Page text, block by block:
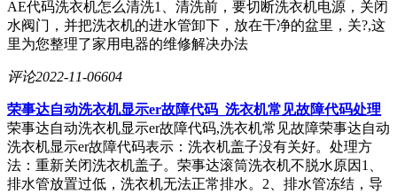
AE代码洗衣机怎么清洗1、清洗前，要切断洗衣机电源，关闭
水阀门，并把洗衣机的进水管卸下，放在干净的盆里，关?,这
里为您整理了家用电器的维修解决办法
评论2022-11-06604
荣事达自动洗衣机显示er故障代码_洗衣机常见故障代码处理
荣事达自动洗衣机显示er故障代码,洗衣机常见故障荣事达自动
洗衣机显示er故障代码表示：洗衣机盖子没有关好。处理方
法：重新关闭洗衣机盖子。荣事达滚筒洗衣机不脱水原因1、
排水管放置过低，洗衣机无法正常排水。2、排水管冻结，导